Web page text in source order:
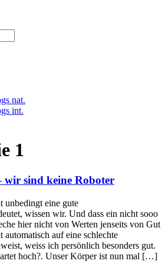
nat.
int.
1
wir sind keine Roboter
unbedingt eine gute
wissen wir. Und dass ein nicht sooo
hier nicht von Werten jenseits von Gut
automatisch auf eine schlechte
weiss ich persönlich besonders gut.
hoch?. Unser Körper ist nun mal […]